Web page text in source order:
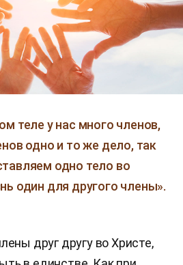
теле у нас много членов,
одно и то же дело, так
одно тело во
один для другого члены».
друг другу во Христе,